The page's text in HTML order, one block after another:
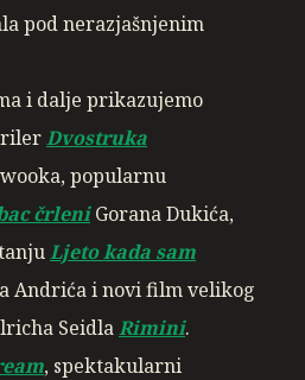
pod nerazjašnjenim
i dalje prikazujemo
Dvostruka
popularnu
črleniGorana Dukića,
Ljeto kada sam
Andrića i novi film velikog
SeidlaRimini.
, spektakularni